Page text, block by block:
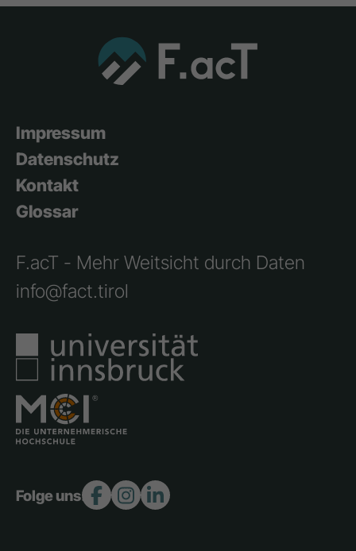
Impressum
Datenschutz
Kontakt
Glossar
F.acT - Mehr Weitsicht durch Daten
info@fact.tirol
Folge uns: